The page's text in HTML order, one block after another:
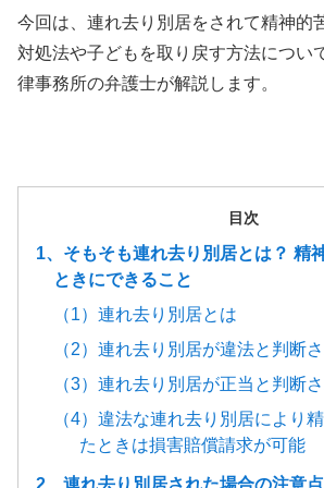
今回は、連れ去り別居をされて精神的
対処法や子どもを取り戻す方法につい
律事務所の弁護士が解説します。
目次
1、そもそも連れ去り別居とは？ 精
ときにできること
（1）連れ去り別居とは
（2）連れ去り別居が違法と判断
（3）連れ去り別居が正当と判断
（4）違法な連れ去り別居により
たときは損害賠償請求が可能